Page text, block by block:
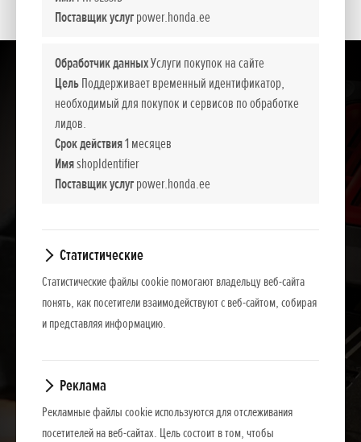
Поставщик услугpower.honda.ee
Обработчик данныхУслуги покупок на сайте
ЦельПоддерживает временный идентификатор,
необходимый для покупок и сервисов по обработке
лидов.
Срок действия1 месяцев
ИмяshopIdentifier
Поставщик услугpower.honda.ee
Статистические
Статистические файлы cookie помогают владельцу веб-сайта
понять, как посетители взаимодействуют с веб-сайтом, собирая
и представляя информацию.
Реклама
Рекламные файлы cookie используются для отслеживания
посетителей на веб-сайтах. Цель состоит в том, чтобы